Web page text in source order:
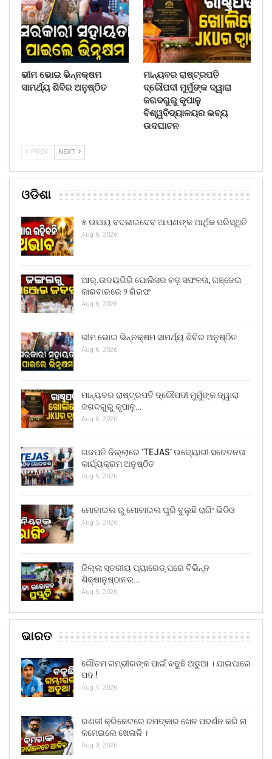
ଭୀମ ଭୋଇ ଭିନ୍ନକ୍ଷମ
ସାମର୍ଥ୍ୟ ଶିବିର ଅନୁଷ୍ଠିତ
ମାନ୍ୟବର ରାଷ୍ଟ୍ରପତି
ଦ୍ରୌପଦୀ ମୁର୍ମୁଙ୍କ ଦ୍ୱାରା
ଜଗଦଗୁରୁ କୃପାଳୁ
ବିଶ୍ୱବିଦ୍ୟାଳୟର ଭବ୍ୟ
ଉଦଘାଟନ
PREV NEXT
ଓଡିଶା
୫ ଉପାୟ ବଦଳାଇଦେବ ଆପଣଙ୍କ ଆର୍ଥିକ ପରିସ୍ଥିତି
Aug 6, 2026
ଆର୍.ଉଦୟଗିରି ପୋଲିସର ବଡ଼ ସଫଳତା, ଗଞ୍ଜେଇ
କାରବାରରେ ୨ ଗିରଫ
Aug 6, 2026
ଭୀମ ଭୋଇ ଭିନ୍ନକ୍ଷମ ସାମର୍ଥ୍ୟ ଶିବିର ଅନୁଷ୍ଠିତ
Aug 6, 2026
ମାନ୍ୟବର ରାଷ୍ଟ୍ରପତି ଦ୍ରୌପଦୀ ମୁର୍ମୁଙ୍କ ଦ୍ୱାରା
ଜଗଦଗୁରୁ କୃପାଳୁ…
Aug 6, 2026
ଗଜପତି ଜିଲ୍ଲାରେ ‘TEJAS’ ଉଦ୍ୟୋଗୀ ସଚେତନତା
କାର୍ଯ୍ୟକ୍ରମ ଅନୁଷ୍ଠିତ
Aug 5, 2026
ମୋବାଇଲ ରୁ ମୋବାଇଲ ଘୁରି ବୁଲୁଛି ରାଗିଂ ଭିଡିଓ
Aug 5, 2026
ଜିଲ୍ଲା ସ୍ତରୀୟ ପ୍ୟାରେଡ୍ ପରେ ବିଭିନ୍ନ
ଶିକ୍ଷାନୁଷ୍ଠାନର…
Aug 5, 2026
ଭାରତ
ଗୌତମ ଗମ୍ଭୀରଙ୍କ ପାଇଁ ବଢୁଛି ଅଡୁଆ । ଯାଇପାରେ
ପଦ !
Aug 4, 2026
ରଣଜୀ କ୍ରିକେଟରେ ଚମତ୍କାର ଖେଳ ପଦର୍ଶନ କରି ନା
କମେଇଲେ ଖେଳାଳି ।
Aug 3, 2026